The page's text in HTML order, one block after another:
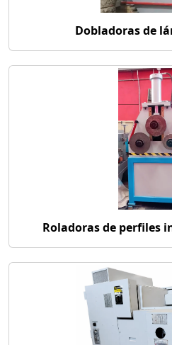
Dobladoras de
Roladoras de perfiles